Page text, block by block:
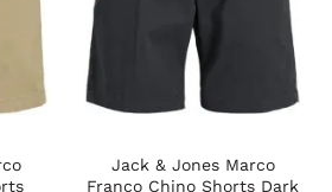
Jack & Jones Marco
Franco Chino Shorts Dark